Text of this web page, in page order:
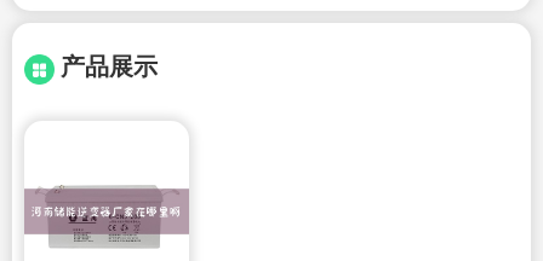
产品展示